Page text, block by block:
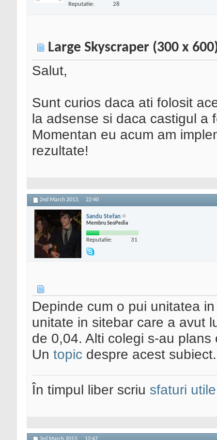
Reputatie: 28
Large Skyscraper (300 x
Salut,
Sunt curios daca ati folosit
la adsense si daca castigul a
Momentan eu acum am
rezultate!
2nd March 2013, 22:40
Sandu Stefan
Membru SeoPedia
Reputatie: 31
Depinde cum o pui unitatea
unitate in sitebar care a avut
de 0,04. Alti colegi s-au
Un topic despre acest subiect.
În timpul liber scriu sfaturi utile